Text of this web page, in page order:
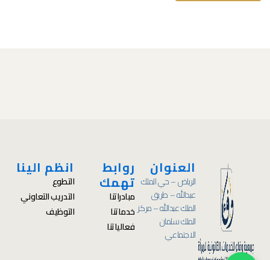
العنوان
الرياض – حي الملك
عبدالله – طريق
الملك عبدالله – مركز
الملك سلمان
الاجتماعي
روابط
تهمك
مبادراتنا
خدماتنا
فعالياتنا
انظم الينا
التطوع
التدريب التعاوني
التوظيف